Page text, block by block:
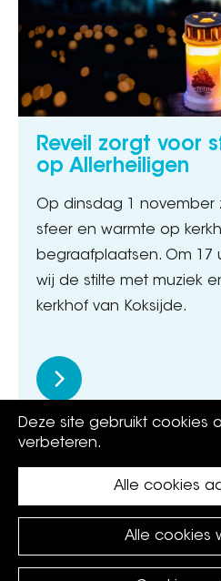
Reveil zorgt voor
op Allerheiligen
Op dinsdag 1 november
sfeer en warmte op
begraafplaatsen. Om 17
wij de stilte met muziek
kerkhof van Koksijde.
Deze site gebruikt cookies
verbeteren.
Alle cookies
Alle cookies